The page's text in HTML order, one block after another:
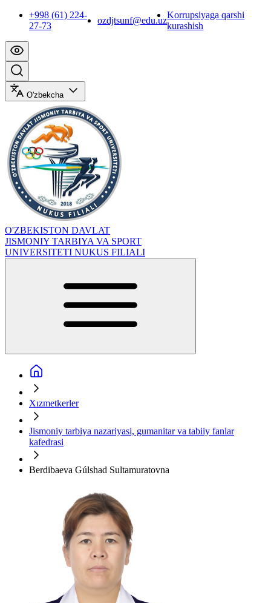
+998 (61) 224-
27-73
ozdjtsunf@edu.uz
Korrupsiyaga qarshi
kurashish
O'zbekcha
O'ZBEKISTON DAVLAT
JISMONIY TARBIYA VA SPORT
UNIVERSITETI NUKUS FILIALI
Xızmetkerler
Jismoniy tarbiya nazariyasi, gumanitar va tabiiy fanlar
kafedrasi
Berdibaeva Gúlshad Sultamuratovna